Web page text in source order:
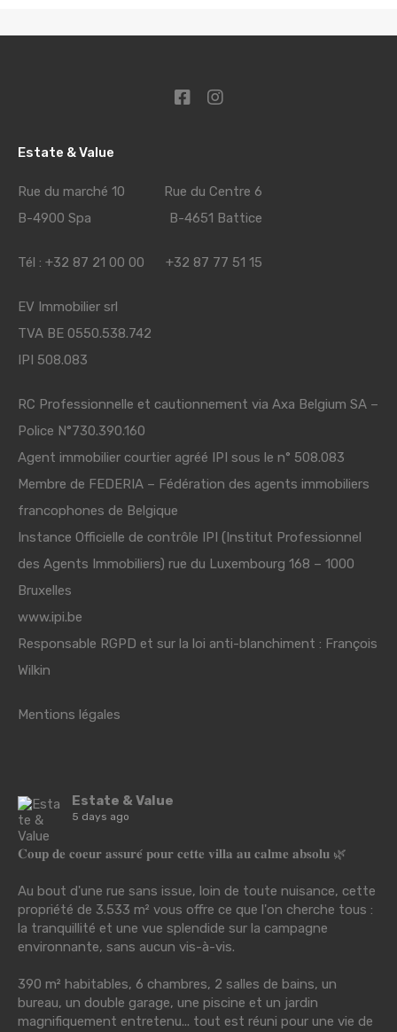
Estate & Value
Rue du marché 10 Rue du Centre 6
B-4900 Spa B-4651 Battice
Tél : +32 87 21 00 00 +32 87 77 51 15
EV Immobilier srl
TVA BE 0550.538.742
IPI 508.083
RC Professionnelle et cautionnement via Axa Belgium SA –
Police N°730.390.160
Agent immobilier courtier agréé IPI sous le n° 508.083
Membre de FEDERIA – Fédération des agents immobiliers
francophones de Belgique
Instance Officielle de contrôle IPI (Institut Professionnel
des Agents Immobiliers) rue du Luxembourg 168 – 1000
Bruxelles
www.ipi.be
Responsable RGPD et sur la loi anti-blanchiment : François
Wilkin
Mentions légales
Estate & Value
5 days ago
𝐂𝐨𝐮𝐩 𝐝𝐞 𝐜𝐨𝐞𝐮𝐫 𝐚𝐬𝐬𝐮𝐫𝐞́ 𝐩𝐨𝐮𝐫 𝐜𝐞𝐭𝐭𝐞 𝐯𝐢𝐥𝐥𝐚 𝐚𝐮 𝐜𝐚𝐥𝐦𝐞 𝐚𝐛𝐬𝐨𝐥𝐮 🌿
Au bout d'une rue sans issue, loin de toute nuisance, cette
propriété de 3.533 m² vous offre ce que l'on cherche tous :
la tranquillité et une vue splendide sur la campagne
environnante, sans aucun vis-à-vis.
390 m² habitables, 6 chambres, 2 salles de bains, un
bureau, un double garage, une piscine et un jardin
magnifiquement entretenu... tout est réuni pour une vie de